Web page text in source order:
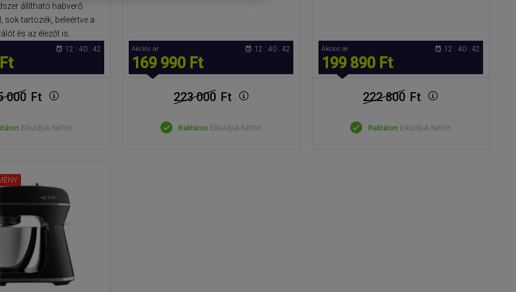
állítható habverő
sok tartozék, beleértve a
és az élezőt is.
12 : 40 : 42
000 Ft
Elküldjük hétfőn
Akciós ár
169 990 Ft
12 : 40 : 42
223 000 Ft
Raktáron Elküldjük hétfőn
Akciós ár
199 890 Ft
12 : 40 : 42
222 800 Ft
Raktáron Elküldjük hétfőn